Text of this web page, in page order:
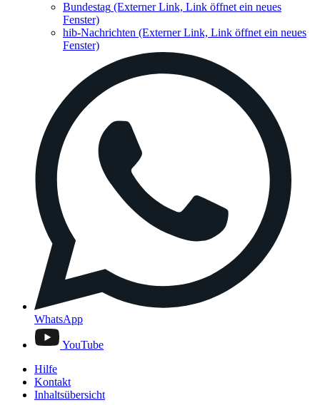
Bundestag (Externer Link, Link öffnet ein neues
Fenster)
hib-Nachrichten (Externer Link, Link öffnet ein neues
Fenster)
WhatsApp
YouTube
Hilfe
Kontakt
Inhaltsübersicht